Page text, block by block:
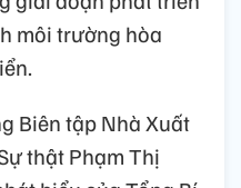
môi trường hòa
Biên tập Nhà Xuất
thật Phạm Thị